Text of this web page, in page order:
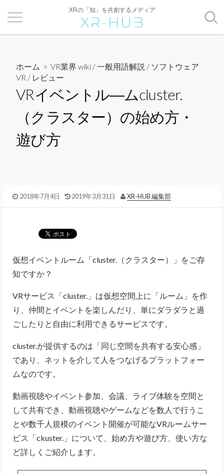
XRの「知」を共創するメディア
ホーム >VR業界 wiki / 一般用語解説 / ソフトウェア
VR / レビュー
VRイベントル―ムcluster.
（クラスター）の始め方・
遊び方
2018年7月4日 2019年3月31日 XR-HUB 編集部
仮想イベントルーム「cluster.（クラスター）」をご存
知ですか？
VRサービス「cluster.」は仮想空間上に「ルーム」を作
り、仲間とイベントを楽しんだり、単にダラダラと過
ごしたりと自由に利用できるサービスです。
cluster.が提供するのは「同じ空間を共有する安心感」
であり、ネットを介して人をつなげるプラットフォー
ムなのです。
動画視聴やイベント参加、会議、ライブ体験を空間と
して共有でき、動画視聴やゲームなどを数人で行うこ
とや数千人規模のイベント開催が可能なVRルームサー
ビス「ckuster.」について、始め方や遊び方、使い方な
ど詳しくご紹介します。